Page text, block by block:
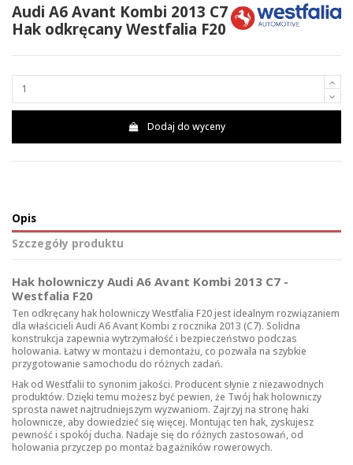
Audi A6 Avant Kombi 2013 C7
Hak odkręcany Westfalia F20
Dodaj do wyceny
Opis
Szczegóły produktu
Hak holowniczy Audi A6 Avant Kombi 2013 C7 -
Westfalia F20
Ten odkręcany hak holowniczy Westfalia F20 jest idealnym rozwiązaniem
dla właścicieli Audi A6 Avant Kombi z rocznika 2013 (C7). Solidna
konstrukcja zapewnia wytrzymałość i bezpieczeństwo podczas
holowania. Łatwy w montażu i demontażu, co pozwala na szybkie
przygotowanie samochodu do różnych zadań.
Hak od Westfalii to synonim jakości. Producent słynie z niezawodnych
produktów. Dzięki temu możesz być pewien, że Twój hak holowniczy
sprosta nawet najtrudniejszym wyzwaniom. Zajrzyj na stronęhaki
holownicze, aby dowiedzieć się więcej. Montując ten hak, zyskujesz
pewność i spokój ducha. Nadaje się do różnych zastosowań, od
holowania przyczep po montaż bagażników rowerowych.